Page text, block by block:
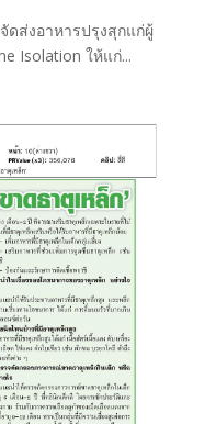
ดส่งอาหารปรุงสุกแก่ผู้
Isolation ให้แก่...